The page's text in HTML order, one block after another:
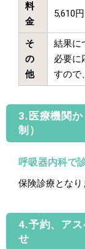
料
金
5,610
そ
の
他
結果に
必要に
すので
3.医療機関
制）
呼吸器内科で
保険診療となり
4.予約、ア
せ